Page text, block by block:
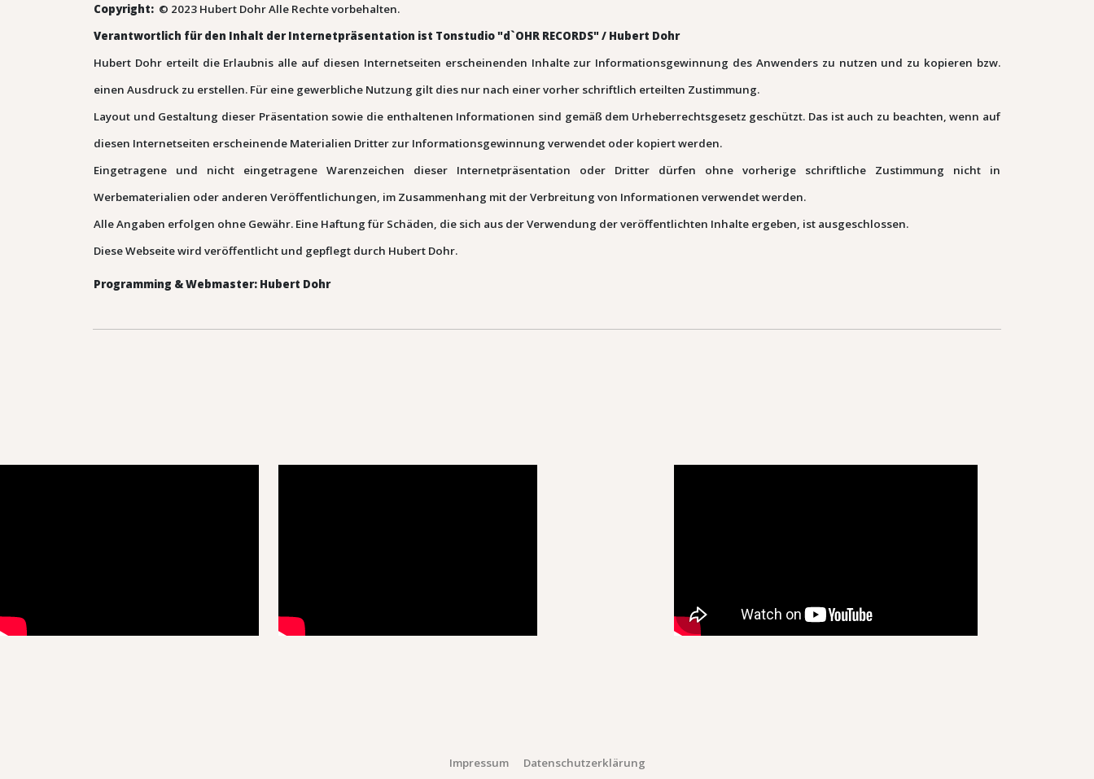
Copyright: © 2023 Hubert Dohr Alle Rechte vorbehalten.
Verantwortlich für den Inhalt der Internetpräsentation ist Tonstudio "d`OHR RECORDS" / Hubert Dohr
Hubert Dohr erteilt die Erlaubnis alle auf diesen Internetseiten erscheinenden Inhalte zur Informationsgewinnung des Anwenders zu nutzen und zu kopieren bzw.
einen Ausdruck zu erstellen. Für eine gewerbliche Nutzung gilt dies nur nach einer vorher schriftlich erteilten Zustimmung.
Layout und Gestaltung dieser Präsentation sowie die enthaltenen Informationen sind gemäß dem Urheberrechtsgesetz geschützt. Das ist auch zu beachten, wenn auf
diesen Internetseiten erscheinende Materialien Dritter zur Informationsgewinnung verwendet oder kopiert werden.
Eingetragene und nicht eingetragene Warenzeichen dieser Internetpräsentation oder Dritter dürfen ohne vorherige schriftliche Zustimmung nicht in
Werbematerialien oder anderen Veröffentlichungen, im Zusammenhang mit der Verbreitung von Informationen verwendet werden.
Alle Angaben erfolgen ohne Gewähr. Eine Haftung für Schäden, die sich aus der Verwendung der veröffentlichten Inhalte ergeben, ist ausgeschlossen.
Diese Webseite wird veröffentlicht und gepflegt durch Hubert Dohr.
Programming & Webmaster: Hubert Dohr
Impressum
Datenschutzerklärung